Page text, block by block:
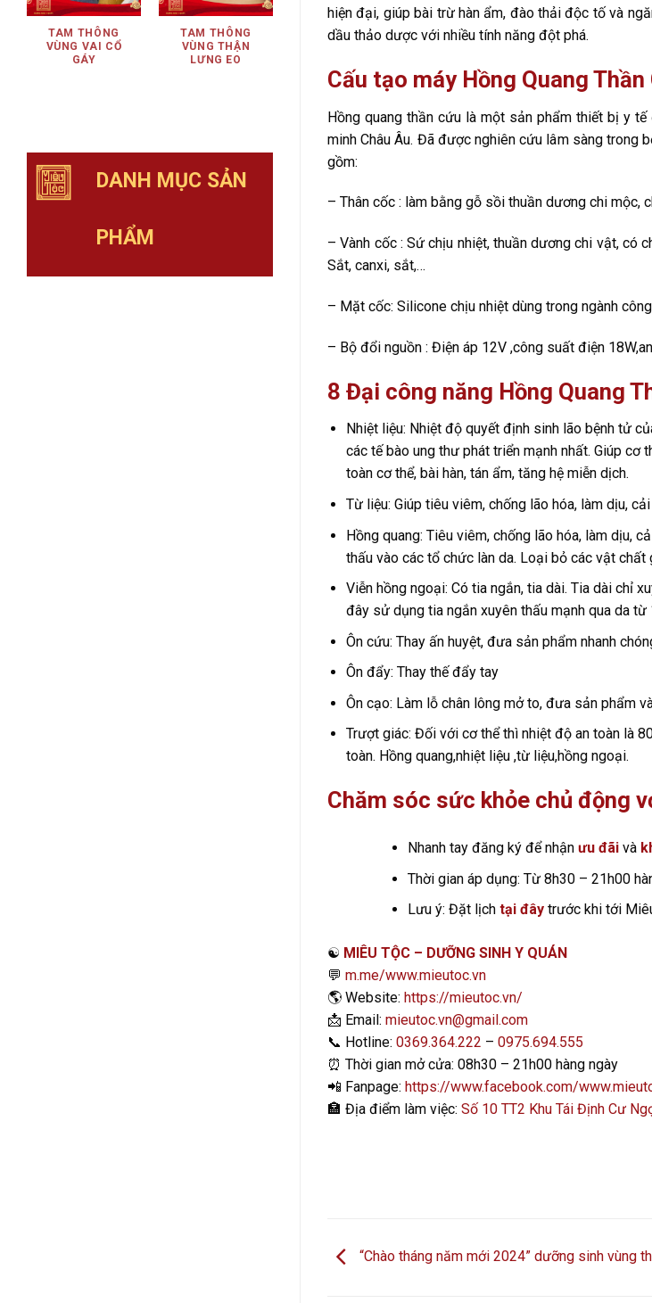
TAM THÔNG
VÙNG VAI CỔ
GÁY
TAM THÔNG
VÙNG THẬN
LƯNG EO
DANH MỤC SẢN
PHẨM
hiện đại, giúp bài trừ hàn ẩm, đào thải độc tố và
dầu thảo dược với nhiều tính năng đột phá.
Cấu tạo máy Hồng Quang Thần
Hồng quang thần cứu là một sản phẩm thiết bị y
minh Châu Âu. Đã được nghiên cứu lâm sàng trong
gồm:
– Thân cốc : làm bằng gỗ sồi thuần dương chi mộc,
– Vành cốc : Sứ chịu nhiệt, thuần dương chi vật, có
Sắt, canxi, sắt,…
– Mặt cốc: Silicone chịu nhiệt dùng trong ngành
– Bộ đổi nguồn : Điện áp 12V ,công suất điện
8 Đại công năng Hồng Quang
Nhiệt liệu: Nhiệt độ quyết định sinh lão bệnh tử
các tế bào ung thư phát triển mạnh nhất. Giúp
toàn cơ thể, bài hàn, tán ẩm, tăng hệ miễn dịch.
Từ liệu: Giúp tiêu viêm, chống lão hóa, làm dịu,
Hồng quang: Tiêu viêm, chống lão hóa, làm dịu,
thấu vào các tổ chức làn da. Loại bỏ các vật
Viễn hồng ngoại: Có tia ngắn, tia dài. Tia dài chỉ
đây sử dụng tia ngắn xuyên thấu mạnh qua da từ
Ôn cứu: Thay ấn huyệt, đưa sản phẩm nhanh
Ôn đẩy: Thay thế đẩy tay
Ôn cạo: Làm lỗ chân lông mở to, đưa sản phẩm
Trượt giác: Đối với cơ thể thì nhiệt độ an toàn là
toàn. Hồng quang,nhiệt liệu ,từ liệu,hồng ngoại.
Chăm sóc sức khỏe chủ động
Nhanh tay đăng ký để nhận ưu đãivà
Thời gian áp dụng: Từ 8h30 – 21h00
Lưu ý: Đặt lịchtại đâytrước khi tới
☯️ MIÊU TỘC – DƯỠNG SINH Y QUÁN
💬 m.me/www.mieutoc.vn
🌎 Website: https://mieutoc.vn/
📩 Email: mieutoc.vn@gmail.com
📞 Hotline: 0369.364.222 – 0975.694.555
⏰ Thời gian mở cửa: 08h30 – 21h00 hàng ngày
📲 Fanpage: https://www.facebook.com/
🏣 Địa điểm làm việc: Số 10 TT2 Khu Tái Định Cư
“Chào tháng năm mới 2024” dưỡng sinh vùng